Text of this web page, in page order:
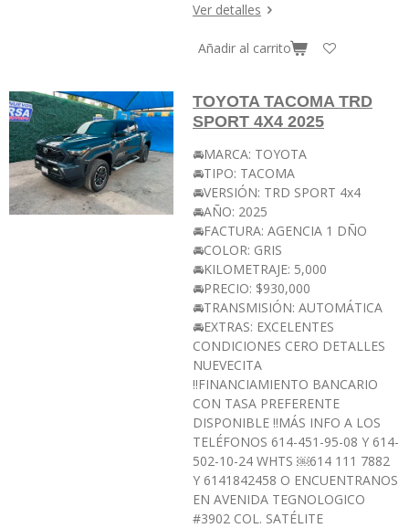
Ver detalles
Añadir al carrito
TOYOTA TACOMA TRD
SPORT 4X4 2025
🚘MARCA: TOYOTA
🚘TIPO: TACOMA
🚘VERSIÓN: TRD SPORT 4x4
🚘AÑO: 2025
🚘FACTURA: AGENCIA 1 DÑO
🚘COLOR: GRIS
🚘KILOMETRAJE: 5,000
🚘PRECIO: $930,000
🚘TRANSMISIÓN: AUTOMÁTICA
🚘EXTRAS: EXCELENTES
CONDICIONES CERO DETALLES
NUEVECITA
‼️FINANCIAMIENTO BANCARIO
CON TASA PREFERENTE
DISPONIBLE ‼️MÁS INFO A LOS
TELÉFONOS 614-451-95-08 Y 614-
502-10-24 WHTS ￼⁨614 111 7882⁩
Y 6141842458 O ENCUENTRANOS
EN AVENIDA TEGNOLOGICO
#3902 COL. SATÉLITE